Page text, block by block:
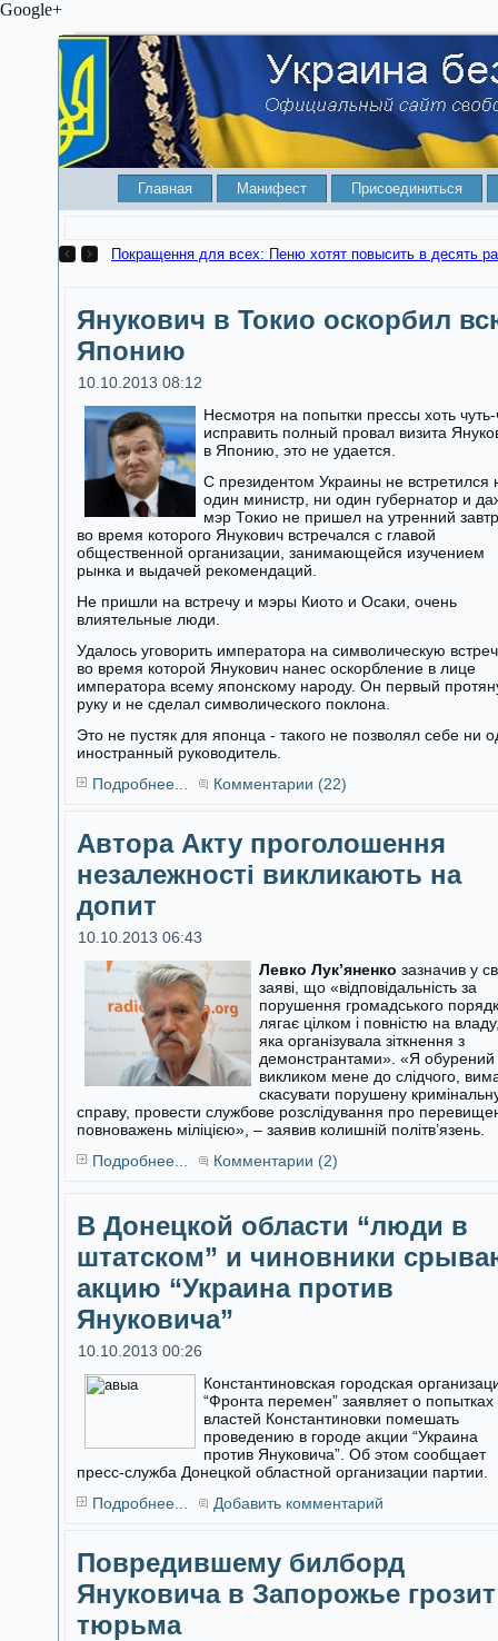
Google+
Главная Манифест Присоединиться
Покращення для всех: Пеню хотят повысить в десять
Янукович в Токио оскорбил
Японию
10.10.2013 08:12
Несмотря на попытки прессы хоть чуть-
исправить полный провал визита
в Японию, это не удается.
С президентом Украины не встретился
один министр, ни один губернатор и
мэр Токио не пришел на утренний
во время которого Янукович встречался с главой
общественной организации, занимающейся изучением
рынка и выдачей рекомендаций.
Не пришли на встречу и мэры Киото и Осаки, очень
влиятельные люди.
Удалось уговорить императора на символическую
во время которой Янукович нанес оскорбление в лице
императора всему японскому народу. Он первый
руку и не сделал символического поклона.
Это не пустяк для японца - такого не позволял себе ни
иностранный руководитель.
Подробнее...
Комментарии (22)
Автора Акту проголошення
незалежності викликають на
допит
10.10.2013 06:43
Левко Лук’яненко зазначив у
заяві, що «відповідальність за
порушення громадського
лягає цілком і повністю на
яка організувала зіткнення з
демонстрантами». «Я обурений
викликом мене до слідчого,
скасувати порушену
справу, провести службове розслідування про
повноважень міліцією», – заявив колишній політв’язень.
Подробнее...
Комментарии (2)
В Донецкой области “люди в
штатском” и чиновники
акцию “Украина против
Януковича”
10.10.2013 00:26
Константиновская городская
“Фронта перемен” заявляет о попытках
властей Константиновки помешать
проведению в городе акции “Украина
против Януковича”. Об этом сообщает
пресс-служба Донецкой областной организации партии.
Подробнее...
Добавить комментарий
Повредившему билборд
Януковича в Запорожье грозит
тюрьма